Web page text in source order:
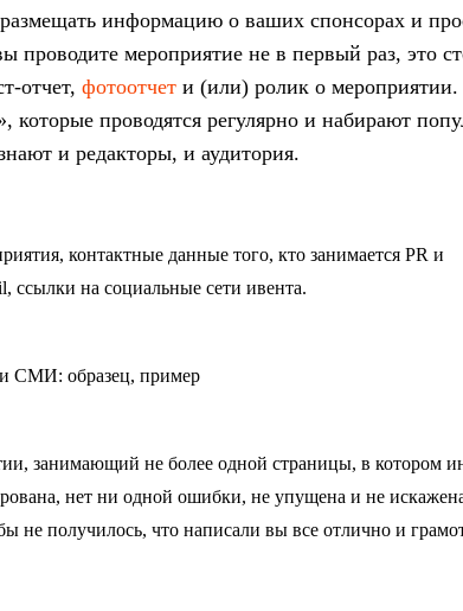
информацию о ваших спонсорах и
проводите мероприятие не в первый раз, это
отчет, фотоотчет и (или) ролик о мероприятии.
проводятся регулярно и набирают
и редакторы, и аудитория.
контактные данные того, кто занимается PR и
ссылки на социальные сети ивента.
занимающий не более одной страницы, в котором
нет ни одной ошибки, не упущена и не
не получилось, что написали вы все отлично и